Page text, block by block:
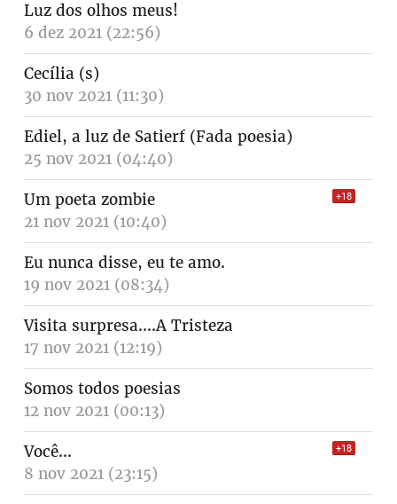
Luz dos olhos meus!
6 dez 2021 (22:56)
Cecília (s)
30 nov 2021 (11:30)
Ediel, a luz de Satierf (Fada poesia)
25 nov 2021 (04:40)
Um poeta zombie +18
21 nov 2021 (10:40)
Eu nunca disse, eu te amo.
19 nov 2021 (08:34)
Visita surpresa....A Tristeza
17 nov 2021 (12:19)
Somos todos poesias
12 nov 2021 (00:13)
Você... +18
8 nov 2021 (23:15)